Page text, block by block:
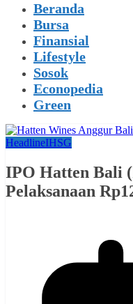
Beranda
Bursa
Finansial
Lifestyle
Sosok
Econopedia
Green
HeadlineIHSG
IPO Hatten Bali
Pelaksanaan